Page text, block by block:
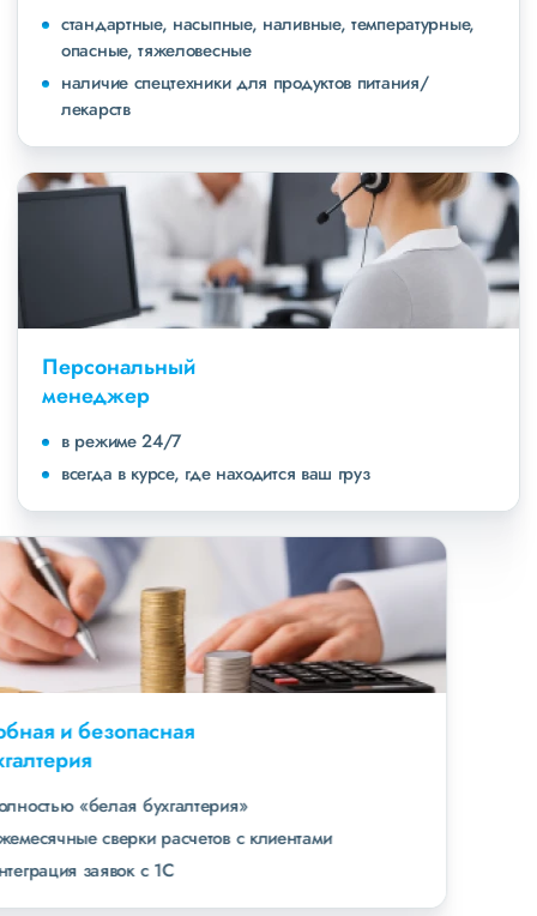
стандартные, насыпные, наливные, температурные,
опасные, тяжеловесные
наличие спецтехники для продуктов питания/
лекарств
Персональный
менеджер
в режиме 24/7
всегда в курсе, где находится ваш груз
Удобная и безопасная
бухгалтерия
полностью «белая бухгалтерия»
ежемесячные сверки расчетов с клиентами
интеграция заявок с 1С